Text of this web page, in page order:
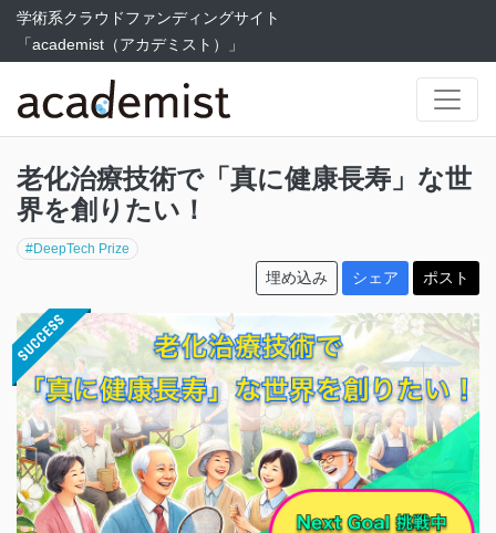
学術系クラウドファンディングサイト
「academist（アカデミスト）」
老化治療技術で「真に健康長寿」な世
界を創りたい！
#DeepTech Prize
埋め込み シェア ポスト